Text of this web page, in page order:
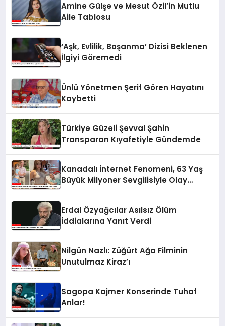
Amine Gülşe ve Mesut Özil’in Mutlu
Aile Tablosu
‘Aşk, Evlilik, Boşanma’ Dizisi Beklenen
İlgiyi Göremedi
Ünlü Yönetmen Şerif Gören Hayatını
Kaybetti
Türkiye Güzeli Şevval Şahin
Transparan Kıyafetiyle Gündemde
Kanadalı İnternet Fenomeni, 63 Yaş
Büyük Milyoner Sevgilisiyle Olay
Erdal Özyağcılar Asılsız Ölüm
İddialarına Yanıt Verdi
Nilgün Nazlı: Züğürt Ağa Filminin
Unutulmaz Kiraz’ı
Sagopa Kajmer Konserinde Tuhaf
Anlar!